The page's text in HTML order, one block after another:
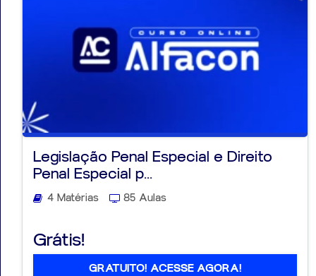
Legislação Penal Especial e Direito
Penal Especial p...
4 Matérias 85 Aulas
Grátis!
GRATUITO! ACESSE AGORA!